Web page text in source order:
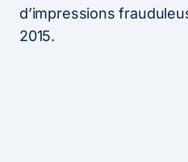
d’impressions
2015.